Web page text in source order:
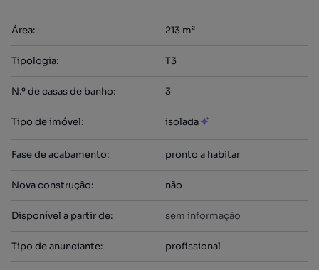
Área: 213 m²
Tipologia: T3
N.º de casas de banho: 3
Tipo de imóvel: isolada
Fase de acabamento: pronto a habitar
Nova construção: não
Disponível a partir de: sem informação
Tipo de anunciante: profissional